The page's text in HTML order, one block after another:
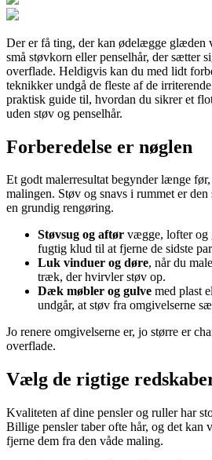
Der er få ting, der kan ødelægge glæden
små støvkorn eller penselhår, der sætter
overflade. Heldigvis kan du med lidt
teknikker undgå de fleste af de
praktisk guide til, hvordan du sikrer et
uden støv og penselhår.
Forberedelse er nøglen
Et godt malerresultat begynder længe
malingen. Støv og snavs i rummet er den
en grundig rengøring.
Støvsug og aftør vægge, lofter og
fugtig klud til at fjerne de sidste
Luk vinduer og døre, når du
træk, der hvirvler støv op.
Dæk møbler og gulve med plast
undgår, at støv fra omgivelserne
Jo renere omgivelserne er, jo større er
overflade.
Vælg de rigtige
Kvaliteten af dine pensler og ruller har
Billige pensler taber ofte hår, og det kan
fjerne dem fra den våde maling.